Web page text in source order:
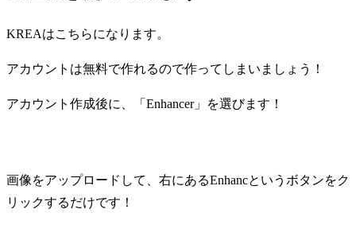
KREAはこちらになります。
アカウントは無料で作れるので作ってしまいましょう！
アカウント作成後に、「Enhancer」を選びます！
画像をアップロードして、右にあるEnhancというボタンをク
リックするだけです！